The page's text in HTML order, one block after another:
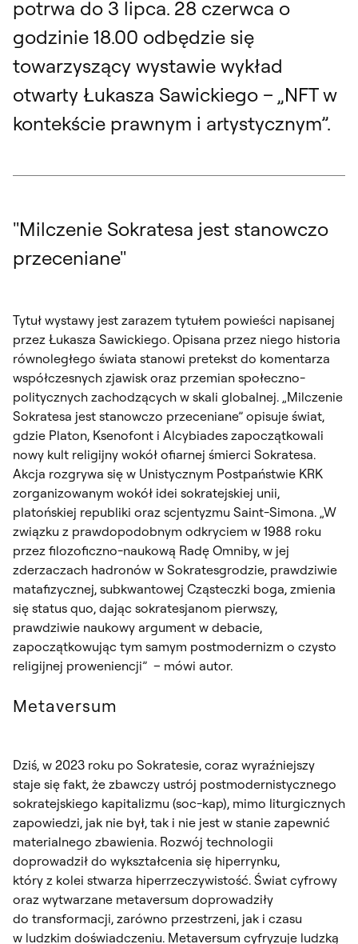
potrwa do 3 lipca. 28 czerwca o
godzinie 18.00 odbędzie się
towarzyszący wystawie wykład
otwarty Łukasza Sawickiego – „NFT w
kontekście prawnym i artystycznym”.
"Milczenie Sokratesa jest stanowczo
przeceniane"
Tytuł wystawy jest zarazem tytułem powieści napisanej
przez Łukasza Sawickiego. Opisana przez niego historia
równoległego świata stanowi pretekst do komentarza
współczesnych zjawisk oraz przemian społeczno-
politycznych zachodzących w skali globalnej. „Milczenie
Sokratesa jest stanowczo przeceniane” opisuje świat,
gdzie Platon, Ksenofont i Alcybiades zapoczątkowali
nowy kult religijny wokół ofiarnej śmierci Sokratesa.
Akcja rozgrywa się w Unistycznym Postpaństwie KRK
zorganizowanym wokół idei sokratejskiej unii,
platońskiej republiki oraz scjentyzmu Saint-Simona. „W
związku z prawdopodobnym odkryciem w 1988 roku
przez filozoficzno-naukową Radę Omniby, w jej
zderzaczach hadronów w Sokratesgrodzie, prawdziwie
matafizycznej, subkwantowej Cząsteczki boga, zmienia
się status quo, dając sokratesjanom pierwszy,
prawdziwie naukowy argument w debacie,
zapoczątkowując tym samym postmodernizm o czysto
religijnej proweniencji” – mówi autor.
Metaversum
Dziś, w 2023 roku po Sokratesie, coraz wyraźniejszy
staje się fakt, że zbawczy ustrój postmodernistycznego
sokratejskiego kapitalizmu (soc-kap), mimo liturgicznych
zapowiedzi, jak nie był, tak i nie jest w stanie zapewnić
materialnego zbawienia. Rozwój technologii
doprowadził do wykształcenia się hiperrynku,
który z kolei stwarza hiperrzeczywistość. Świat cyfrowy
oraz wytwarzane metaversum doprowadziły
do transformacji, zarówno przestrzeni, jak i czasu
w ludzkim doświadczeniu. Metaversum cyfryzuje ludzką